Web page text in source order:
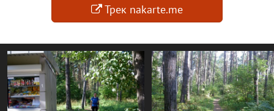
Трек nakarte.me